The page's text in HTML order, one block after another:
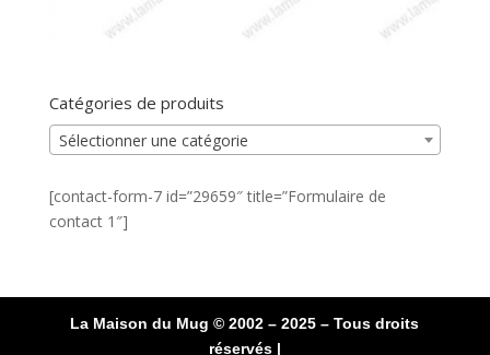
Catégories de produits
Sélectionner une catégorie
[contact-form-7 id=”29659″ title=”Formulaire de
contact 1″]
La Maison du Mug © 2002 – 2025 – Tous droits
réservés |